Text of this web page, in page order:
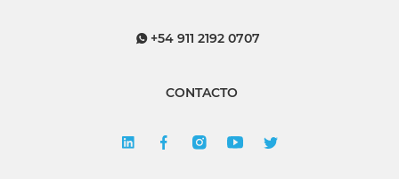
+54 911 2192 0707
CONTACTO